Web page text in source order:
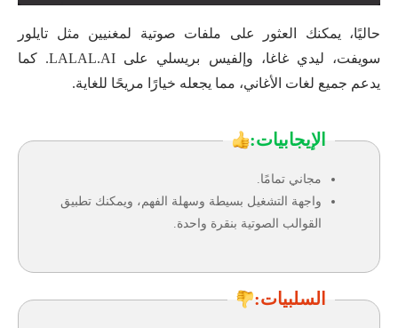
حاليًا، يمكنك العثور على ملفات صوتية لمغنيين مثل تايلور
سويفت، ليدي غاغا، وإلفيس بريسلي على LALAL.AI. كما
يدعم جميع لغات الأغاني، مما يجعله خيارًا مريحًا للغاية.
الإيجابيات:
مجاني تمامًا.
واجهة التشغيل بسيطة وسهلة الفهم، ويمكنك تطبيق
القوالب الصوتية بنقرة واحدة.
السلبيات: